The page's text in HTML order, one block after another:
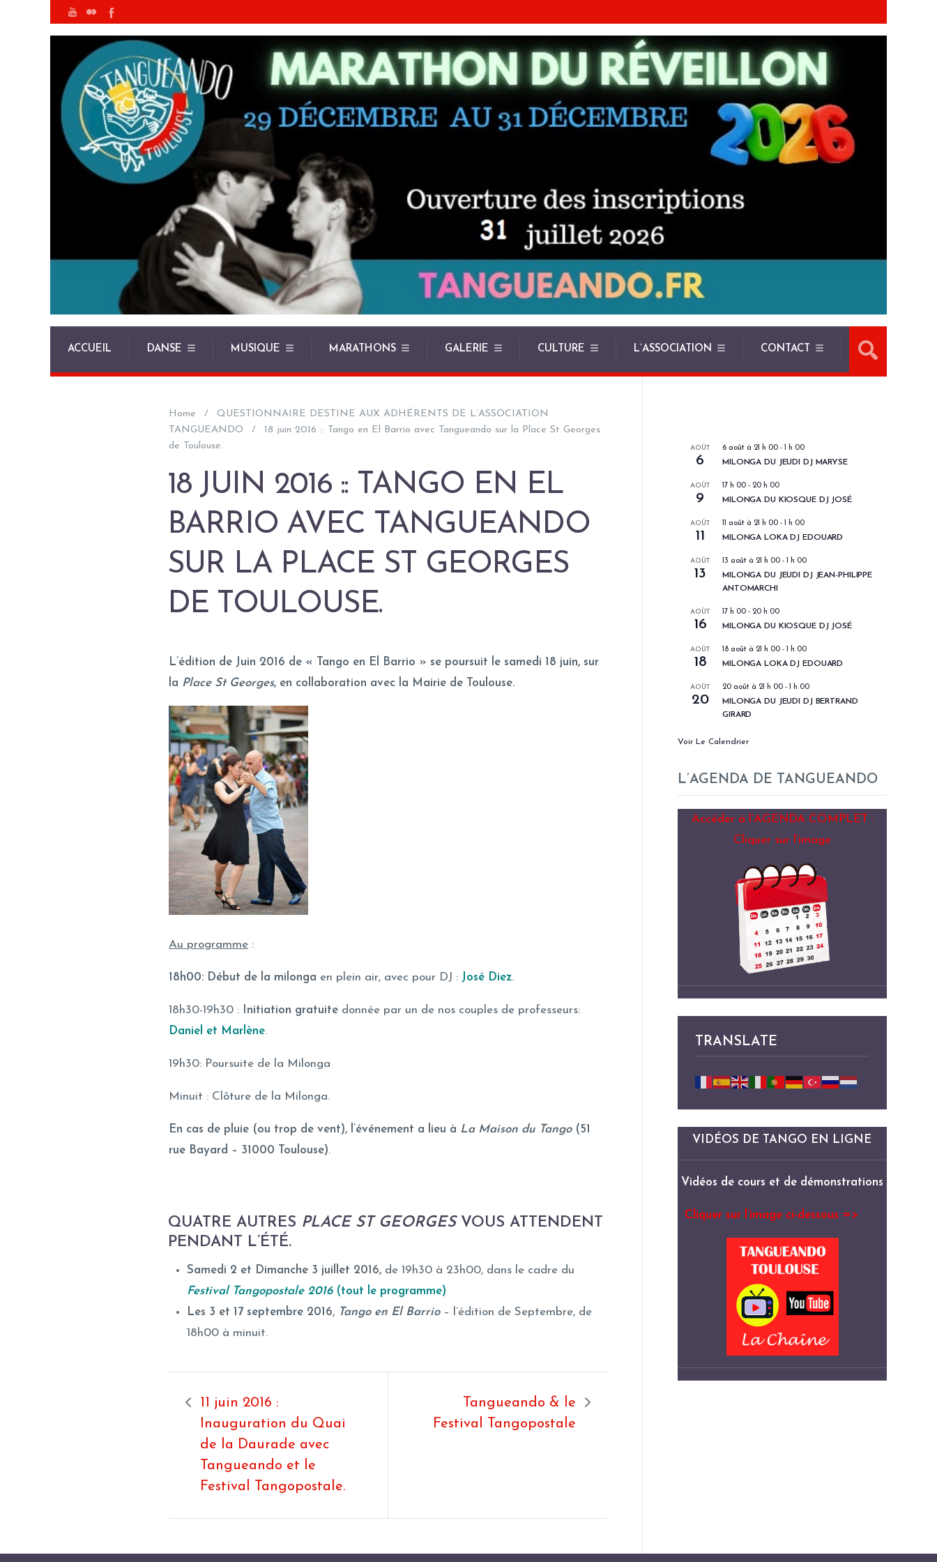
ACCUEIL DANSE MUSIQUE MARATHONS GALERIE CULTURE L’ASSOCIATION CONTACT
Home
QUESTIONNAIRE DESTINE AUX ADHÉRENTS DE L’ASSOCIATION
TANGUEANDO
18 juin 2016 :: Tango en El Barrio avec Tangueando sur la Place St Georges
de Toulouse.
18 JUIN 2016 :: TANGO EN EL
BARRIO AVEC TANGUEANDO
SUR LA PLACE ST GEORGES
DE TOULOUSE.
L’édition de Juin 2016 de « Tango en El Barrio » se poursuit le samedi 18 juin, sur
la Place St Georges, en collaboration avec la Mairie de Toulouse.
Au programme :
18h00: Début de la milonga en plein air, avec pour DJ : José Diez.
18h30-19h30 : Initiation gratuite donnée par un de nos couples de professeurs:
Daniel et Marlène.
19h30: Poursuite de la Milonga
Minuit : Clôture de la Milonga.
En cas de pluie (ou trop de vent), l’événement a lieu à La Maison du Tango(51
rue Bayard – 31000 Toulouse).
QUATRE AUTRES PLACE ST GEORGESVOUS ATTENDENT
PENDANT L’ÉTÉ.
Samedi 2 et Dimanche 3 juillet 2016, de 19h30 à 23h00, dans le cadre du
Festival Tangopostale 2016(tout le programme)
Les 3 et 17 septembre 2016, Tango en El Barrio– l’édition de Septembre, de
18h00 à minuit.
11 juin 2016 :
Inauguration du Quai
de la Daurade avec
Tangueando et le
Festival Tangopostale.
Tangueando & le
Festival Tangopostale
AOÛT
6
6 août à 21 h 00 - 1 h 00
MILONGA DU JEUDI DJ MARYSE
AOÛT
9
17 h 00 - 20 h 00
MILONGA DU KIOSQUE DJ JOSÉ
AOÛT
11
11 août à 21 h 00 - 1 h 00
MILONGA LOKA DJ EDOUARD
AOÛT
13
13 août à 21 h 00 - 1 h 00
MILONGA DU JEUDI DJ JEAN-PHILIPPE
ANTOMARCHI
AOÛT
16
17 h 00 - 20 h 00
MILONGA DU KIOSQUE DJ JOSÉ
AOÛT
18
18 août à 21 h 00 - 1 h 00
MILONGA LOKA DJ EDOUARD
AOÛT
20
20 août à 21 h 00 - 1 h 00
MILONGA DU JEUDI DJ BERTRAND
GIRARD
Voir Le Calendrier
L’AGENDA DE TANGUEANDO
Accéder à l’AGENDA COMPLET :
Cliquer sur l’image
TRANSLATE
VIDÉOS DE TANGO EN LIGNE
Vidéos de cours et de démonstrations
Cliquer sur l’image ci-dessous =>